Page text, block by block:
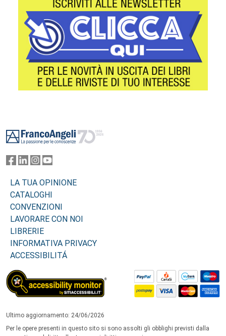
LA TUA OPINIONE
CATALOGHI
CONVENZIONI
LAVORARE CON NOI
LIBRERIE
INFORMATIVA PRIVACY
ACCESSIBILITÁ
Ultimo aggiornamento: 24/06/2026
Per le opere presenti in questo sito si sono assolti gli obblighi previsti dalla